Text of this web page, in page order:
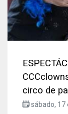
circo de
sábado,